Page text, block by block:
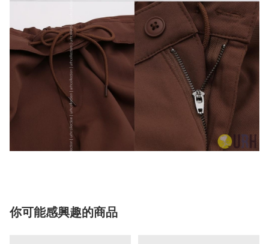
你可能感興趣的商品